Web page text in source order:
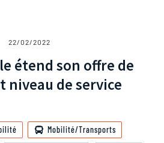
22/02/2022
étend son offre de
niveau de service
Mobilité/Transports